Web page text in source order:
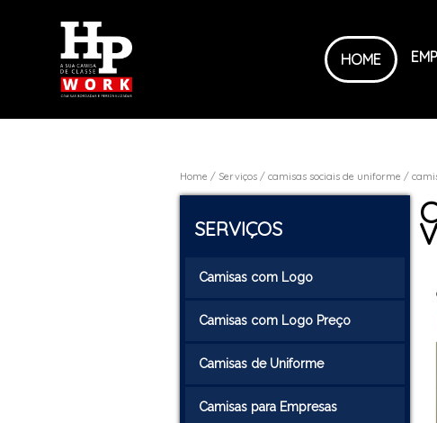
HOME
Home Serviços camisas sociais de uniforme
SERVIÇOS
Camisas com Logo
Camisas com Logo Preço
Camisas de Uniforme
Camisas para Empresas